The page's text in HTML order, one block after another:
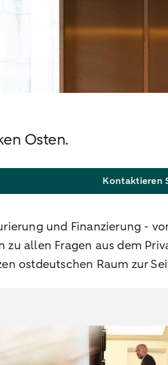
Osten.
Kontaktieren
und Finanzierung -
allen Fragen aus dem
ostdeutschen Raum zur